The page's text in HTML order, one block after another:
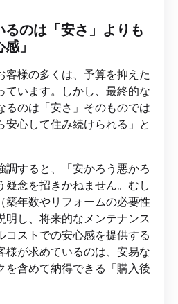
るのは「安さ」よりも
」
客様の多くは、予算を抑えた
ています。しかし、最終的な
るのは「安さ」そのものでは
安心して住み続けられる」と
調すると、「安かろう悪かろ
疑念を招きかねません。むし
築年数やリフォームの必要性
明し、将来的なメンテナンス
コストでの安心感を提供する
様が求めているのは、安易な
を含めて納得できる「購入後